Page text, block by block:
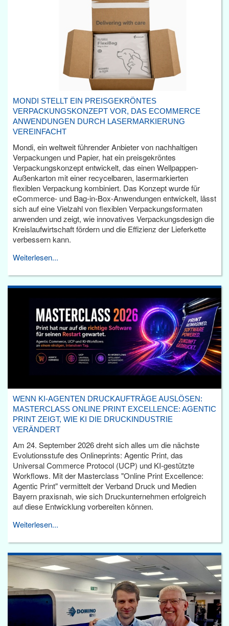
MONDI STELLT EIN PREISGEKRÖNTES
VERPACKUNGSKONZEPT VOR, DAS ECOMMERCE
ANWENDUNGEN DURCH LASERMARKIERUNG
VEREINFACHT
Mondi, ein weltweit führender Anbieter von nachhaltigen
Verpackungen und Papier, hat ein preisgekröntes
Verpackungskonzept entwickelt, das einen Wellpappen-
Außenkarton mit einer recycelbaren, lasermarkierten
flexiblen Verpackung kombiniert. Das Konzept wurde für
eCommerce- und Bag-in-Box-Anwendungen entwickelt, lässt
sich auf eine Vielzahl von flexiblen Verpackungsformaten
anwenden und zeigt, wie innovatives Verpackungsdesign die
Kreislaufwirtschaft fördern und die Effizienz der Lieferkette
verbessern kann.
Weiterlesen...
WENN KI-AGENTEN DRUCKAUFTRÄGE AUSLÖSEN:
MASTERCLASS ONLINE PRINT EXCELLENCE: AGENTIC
PRINT ZEIGT, WIE KI DIE DRUCKINDUSTRIE
VERÄNDERT
Am 24. September 2026 dreht sich alles um die nächste
Evolutionsstufe des Onlineprints: Agentic Print, das
Universal Commerce Protocol (UCP) und KI-gestützte
Workflows. Mit der Masterclass "Online Print Excellence:
Agentic Print" vermittelt der Verband Druck und Medien
Bayern praxisnah, wie sich Druckunternehmen erfolgreich
auf diese Entwicklung vorbereiten können.
Weiterlesen...